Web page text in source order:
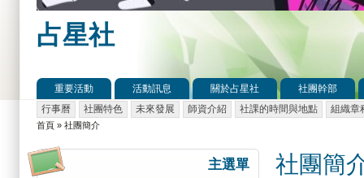
占星社
主選單
重要活動 活動訊息 關於占星社 社團幹部
次選單
行事曆 社團特色 未來發展 師資介紹 社課的時間與地點 組織章
您在這裡
首頁 » 社團簡介
社團簡
主選單